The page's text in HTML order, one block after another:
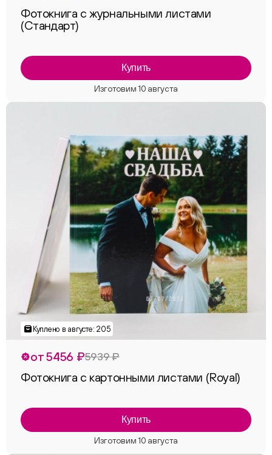
Фотокнига с журнальными листами
(Стандарт)
Купить
от 5456 ₽5939 ₽
Фотокнига с картонными листами (Royal)
Купить